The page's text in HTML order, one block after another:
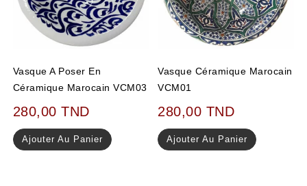
Vasque A Poser En
Céramique Marocain VCM03
280,00TND
Ajouter Au Panier
Vasque Céramique Marocain
VCM01
280,00 TND
Ajouter Au Panier